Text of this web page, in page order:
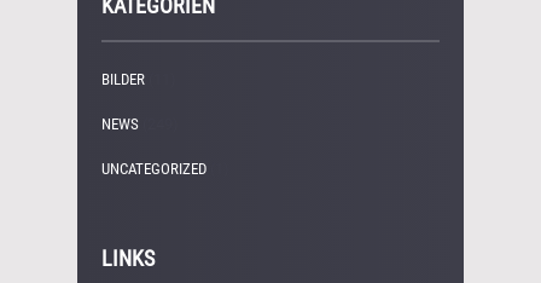
KATEGORIEN
BILDER
NEWS
UNCATEGORIZED
LINKS